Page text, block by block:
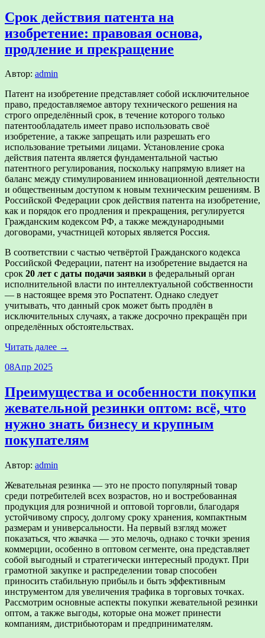
Срок действия патента на
изобретение: правовая основа,
продление и прекращение
Автор: admin
Патент на изобретение представляет собой исключительное
право, предоставляемое автору технического решения на
строго определённый срок, в течение которого только
патентообладатель имеет право использовать своё
изобретение, а также запрещать или разрешать его
использование третьими лицами. Установление срока
действия патента является фундаментальной частью
патентного регулирования, поскольку напрямую влияет на
баланс между стимулированием инновационной деятельности
и общественным доступом к новым техническим решениям. В
Российской Федерации срок действия патента на изобретение,
как и порядок его продления и прекращения, регулируется
Гражданским кодексом РФ, а также международными
договорами, участницей которых является Россия.
В соответствии с частью четвёртой Гражданского кодекса
Российской Федерации, патент на изобретение выдается на
срок 20 лет с даты подачи заявки в федеральный орган
исполнительной власти по интеллектуальной собственности
— в настоящее время это Роспатент. Однако следует
учитывать, что данный срок может быть продлён в
исключительных случаях, а также досрочно прекращён при
определённых обстоятельствах.
Читать далее →
08Апр 2025
Преимущества и особенности покупки
жевательной резинки оптом: всё, что
нужно знать бизнесу и крупным
покупателям
Автор: admin
Жевательная резинка — это не просто популярный товар
среди потребителей всех возрастов, но и востребованная
продукция для розничной и оптовой торговли, благодаря
устойчивому спросу, долгому сроку хранения, компактным
размерам и универсальности. На первый взгляд может
показаться, что жвачка — это мелочь, однако с точки зрения
коммерции, особенно в оптовом сегменте, она представляет
собой выгодный и стратегически интересный продукт. При
грамотной закупке и распределении товар способен
приносить стабильную прибыль и быть эффективным
инструментом для увеличения трафика в торговых точках.
Рассмотрим основные аспекты покупки жевательной резинки
оптом, а также выгоды, которые она может принести
компаниям, дистрибьюторам и предпринимателям.